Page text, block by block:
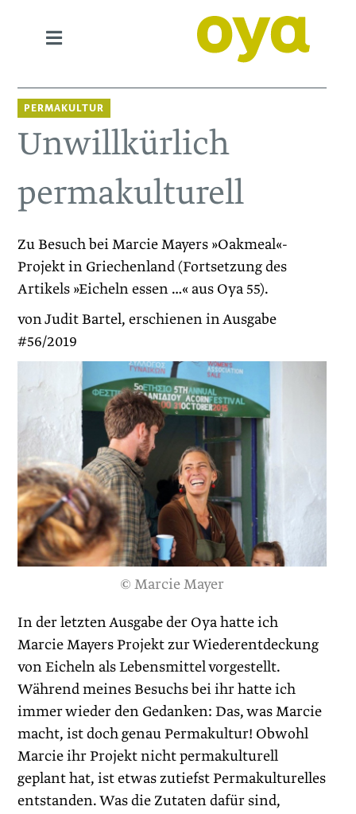
PERMAKULTUR
Unwillkürlich
permakulturell
Zu Besuch bei Marcie Mayers »Oakmeal«-
Projekt in Griechenland (Fortsetzung des
Artikels »Eicheln essen …« aus Oya 55).
von Judit Bartel, erschienen in Ausgabe
#56/2019
© Marcie Mayer
In der letzten Ausgabe der Oya hatte ich
Marcie Mayers Projekt zur Wiederentdeckung
von Eicheln als Lebensmittel vorgestellt.
Während meines Besuchs bei ihr hatte ich
immer wieder den Gedanken: Das, was Marcie
macht, ist doch genau Permakultur! Obwohl
Marcie ihr Projekt nicht permakulturell
geplant hat, ist etwas zutiefst Permakulturelles
entstanden. Was die Zutaten dafür sind,